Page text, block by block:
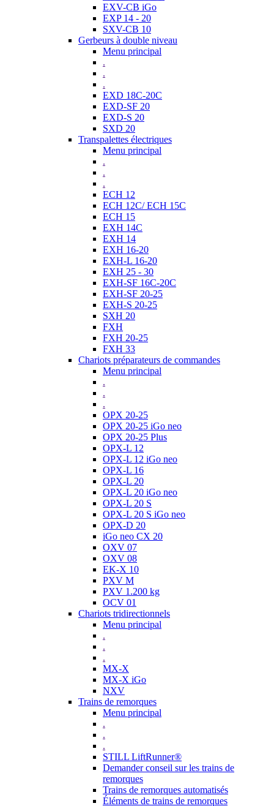
EXV-CB iGo
EXP 14 - 20
SXV-CB 10
Gerbeurs à double niveau
Menu principal
.
.
.
EXD 18C-20C
EXD-SF 20
EXD-S 20
SXD 20
Transpalettes électriques
Menu principal
.
.
.
ECH 12
ECH 12C/ ECH 15C
ECH 15
EXH 14C
EXH 14
EXH 16-20
EXH-L 16-20
EXH 25 - 30
EXH-SF 16C-20C
EXH-SF 20-25
EXH-S 20-25
SXH 20
FXH
FXH 20-25
FXH 33
Chariots préparateurs de commandes
Menu principal
.
.
.
OPX 20-25
OPX 20-25 iGo neo
OPX 20-25 Plus
OPX-L 12
OPX-L 12 iGo neo
OPX-L 16
OPX-L 20
OPX-L 20 iGo neo
OPX-L 20 S
OPX-L 20 S iGo neo
OPX-D 20
iGo neo CX 20
OXV 07
OXV 08
EK-X 10
PXV M
PXV 1.200 kg
OCV 01
Chariots tridirectionnels
Menu principal
.
.
.
MX-X
MX-X iGo
NXV
Trains de remorques
Menu principal
.
.
.
STILL LiftRunner®
Demander conseil sur les trains de
remorques
Trains de remorques automatisés
Éléments de trains de remorques